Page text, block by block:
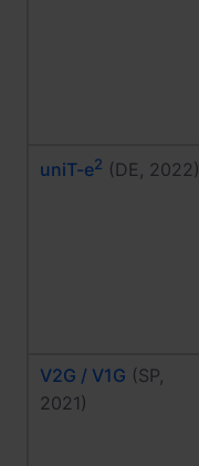
uniT-e2 (DE, 2022)
V2G / V1G (SP,
2021)